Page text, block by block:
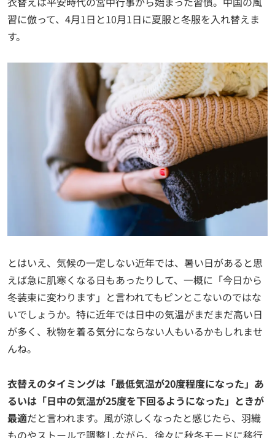
習に倣って、4月1日と10月1日に夏服と冬服を入れ替えま
す。
とはいえ、気候の一定しない近年では、暑い日があると思
えば急に肌寒くなる日もあったりして、一概に「今日から
冬装束に変わります」と言われてもピンとこないのではな
いでしょうか。特に近年では日中の気温がまだまだ高い日
が多く、秋物を着る気分にならない人もいるかもしれませ
んね。
衣替えのタイミングは「最低気温が20度程度になった」あ
るいは「日中の気温が25度を下回るようになった」ときが
最適だと言われます。風が涼しくなったと感じたら、羽織
ものやストールで調整しながら、徐々に秋冬モードに移行